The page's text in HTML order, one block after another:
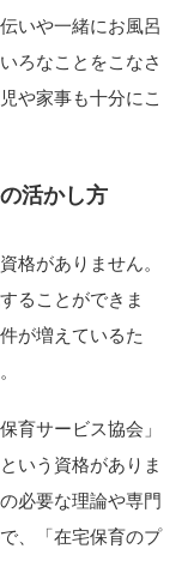
いや一緒にお風呂
ろなことをこなさ
や家事も十分にこ
活かし方
格がありません。
ることができま
が増えているた
育サービス協会」
いう資格がありま
必要な理論や専門
、「在宅保育のプ